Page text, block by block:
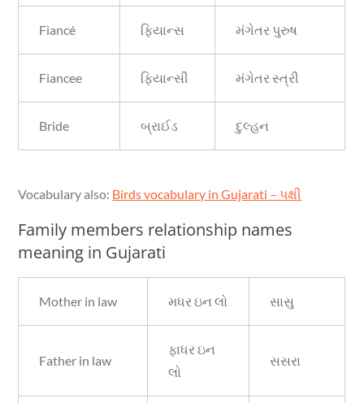
Fiancé ફિયાન્સ મંગેતર પુરુષ
Fiancee ફિયાન્સી મંગેતર સ્ત્રી
Bride બ્રાઈડ દુલ્હન
Vocabulary also: Birds vocabulary in Gujarati – પક્ષી
Family members relationship names
meaning in Gujarati
Mother in law મધર ઇન લો સાસુ
Father in law
ફાધર ઇન
લો
સસરા